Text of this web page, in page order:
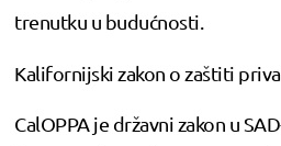
trenutku u budućnosti.
Kalifornijski zakon o zaštiti
CalOPPA je državni zakon u